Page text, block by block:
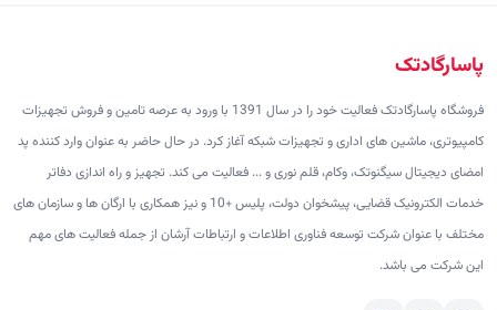
پاسارگادتک
فروشگاه پاسارگادتک فعالیت خود را در سال 1391 با ورود به عرصه تامین و فروش تجهیزات
کامپیوتری، ماشین های اداری و تجهیزات شبکه آغاز کرد. در حال حاضر به عنوان وارد کننده پد
امضای دیجیتال سیگنوتک، وکام، قلم نوری و ... فعالیت می کند. تجهیز و راه اندازی دفاتر
خدمات الکترونیک قضایی، پیشخوان دولت، پلیس +10 و نیز همکاری با ارگان ها و سازمان های
مختلف با عنوان شرکت توسعه فناوری اطلاعات و ارتباطات آرشان از جمله فعالیت های مهم
این شرکت می باشد.